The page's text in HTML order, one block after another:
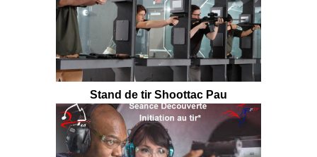
Stand de tir Shoottac Pau